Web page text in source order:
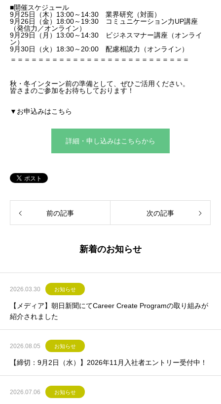
■開催スケジュール
9月25日（木）13:00～14:30 業界研究（対面）
9月26日（金）18:00～19:30 コミュニケーション力UP講座
（発信力／オンライン）
9月29日（月）13:00～14:30 ビジネスマナー講座（オンライ
ン）
9月30日（火）18:30～20:00 配慮相談力（オンライン）
＝＝＝＝＝＝＝＝＝＝＝＝＝＝＝＝＝＝＝＝＝＝＝＝＝＝
秋・冬インターン前の準備として、ぜひご活用ください。
皆さまのご参加をお待ちしております！
▼お申込みはこちら
詳細・申し込みはこちらから
前の記事 次の記事
新着のお知らせ
2026.03.30 お知らせ
【メディア】朝日新聞にてCareer Create Programの取り組みが
紹介されました
2026.08.05 お知らせ
【締切：9月2日（水）】2026年11月入社者エントリー受付中！
2026.07.06 お知らせ